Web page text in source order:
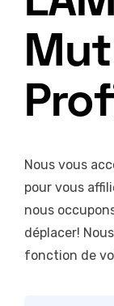
Nous vous
pour vous
nous
déplacer!
fonction de